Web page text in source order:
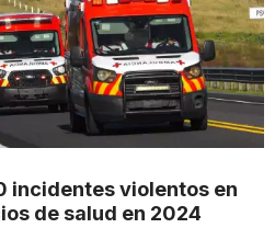
incidentes violentos en
de salud en 2024